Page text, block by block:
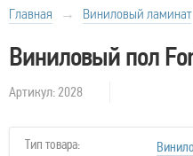
Главная → Виниловый ламинат
Виниловый пол
Артикул: 2028
Тип товара: